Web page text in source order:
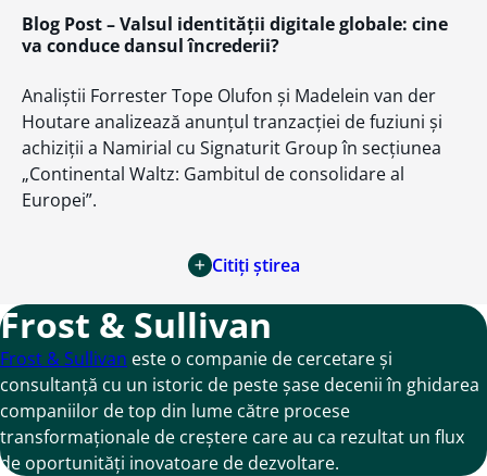
Blog Post– Valsul identității digitale globale: cine
va conduce dansul încrederii?
Analiștii Forrester Tope Olufon și Madelein van der
Houtare analizează anunțul tranzacției de fuziuni și
achiziții a Namirial cu Signaturit Group în secțiunea
„Continental Waltz: Gambitul de consolidare al
Europei”.
Citiți știrea
Frost & Sullivan
Frost & Sullivan este o companie de cercetare și
consultanță cu un istoric de peste șase decenii în ghidarea
companiilor de top din lume către procese
transformaționale de creștere care au ca rezultat un flux
de oportunități inovatoare de dezvoltare.